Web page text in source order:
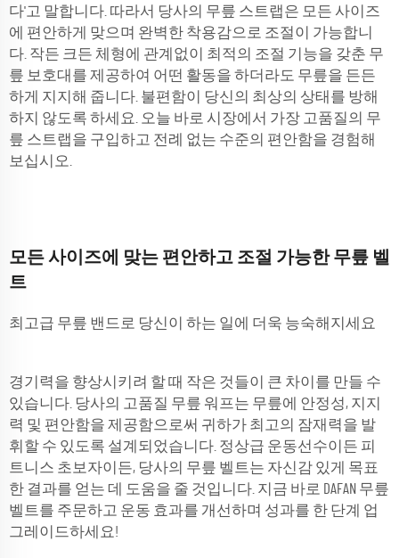
다'고 말합니다. 따라서 당사의 무릎 스트랩은 모든 사이즈
에 편안하게 맞으며 완벽한 착용감으로 조절이 가능합니
다. 작든 크든 체형에 관계없이 최적의 조절 기능을 갖춘 무
릎 보호대를 제공하여 어떤 활동을 하더라도 무릎을 든든
하게 지지해 줍니다. 불편함이 당신의 최상의 상태를 방해
하지 않도록 하세요. 오늘 바로 시장에서 가장 고품질의 무
릎 스트랩을 구입하고 전례 없는 수준의 편안함을 경험해
보십시오.
모든 사이즈에 맞는 편안하고 조절 가능한 무릎 벨
트
최고급 무릎 밴드로 당신이 하는 일에 더욱 능숙해지세요
경기력을 향상시키려 할 때 작은 것들이 큰 차이를 만들 수
있습니다. 당사의 고품질 무릎 워프는 무릎에 안정성, 지지
력 및 편안함을 제공함으로써 귀하가 최고의 잠재력을 발
휘할 수 있도록 설계되었습니다. 정상급 운동선수이든 피
트니스 초보자이든, 당사의 무릎 벨트는 자신감 있게 목표
한 결과를 얻는 데 도움을 줄 것입니다. 지금 바로 DAFAN 무릎
벨트를 주문하고 운동 효과를 개선하며 성과를 한 단계 업
그레이드하세요!